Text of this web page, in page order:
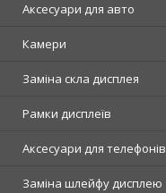
Аксесуари для авто
Камери
Заміна скла дисплея
Рамки дисплеїв
Аксесуари для телефонів
Заміна шлейфу дисплею